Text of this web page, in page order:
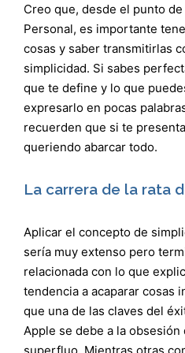
Creo que, desde el punto
Personal, es importante
cosas y saber transmitirlas
simplicidad. Si sabes
que te define y lo que
expresarlo en pocas
recuerden que si te
queriendo abarcar todo.
La carrera de la rata
Aplicar el concepto de
sería muy extenso pero
relacionada con lo que
tendencia a acaparar cosas
que una de las claves del
Apple se debe a la